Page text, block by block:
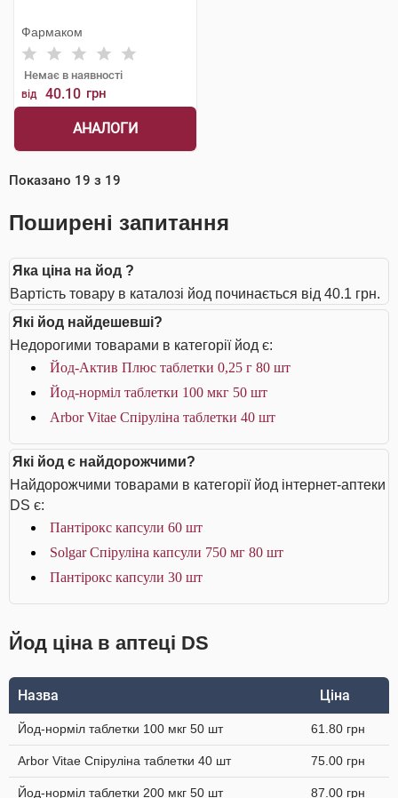
Фармаком
Немає в наявності
від 40.10 грн
АНАЛОГИ
Показано 19 з 19
Поширені запитання
Яка ціна на йод ?
Вартість товару в каталозі йод починається від 40.1 грн.
Які йод найдешевші?
Недорогими товарами в категорії йод є:
Йод-Актив Плюс таблетки 0,25 г 80 шт
Йод-норміл таблетки 100 мкг 50 шт
Arbor Vitae Спіруліна таблетки 40 шт
Які йод є найдорожчими?
Найдорожчими товарами в категорії йод інтернет-аптеки
DS є:
Пантірокс капсули 60 шт
Solgar Спіруліна капсули 750 мг 80 шт
Пантірокс капсули 30 шт
Йод ціна в аптеці DS
Назва Ціна
Йод-норміл таблетки 100 мкг 50 шт 61.80 грн
Arbor Vitae Спіруліна таблетки 40 шт 75.00 грн
Йод-норміл таблетки 200 мкг 50 шт 87.00 грн